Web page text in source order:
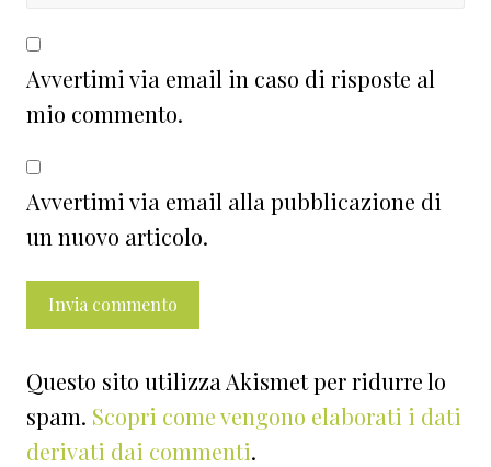
Avvertimi via email in caso di risposte al
mio commento.
Avvertimi via email alla pubblicazione di
un nuovo articolo.
Questo sito utilizza Akismet per ridurre lo
spam. Scopri come vengono elaborati i dati
derivati dai commenti.